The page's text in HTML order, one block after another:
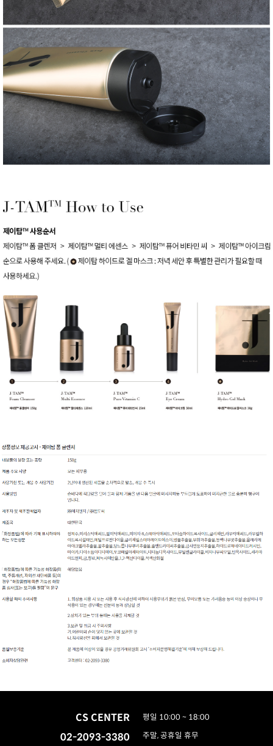
CS CENTER
02-2093-3380
평일 10:00 ~ 18:00
주말, 공휴일 휴무